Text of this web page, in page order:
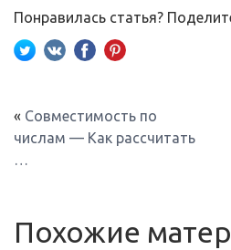
Понравилась статья?
« Совместимость по
числам — Как рассчитать
…
Похожие